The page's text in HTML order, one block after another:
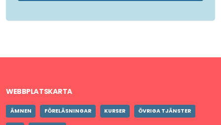
WEBBPLATSKARTA
ÄMNEN FÖRELÄSNINGAR KURSER ÖVRIGA TJÄNSTER